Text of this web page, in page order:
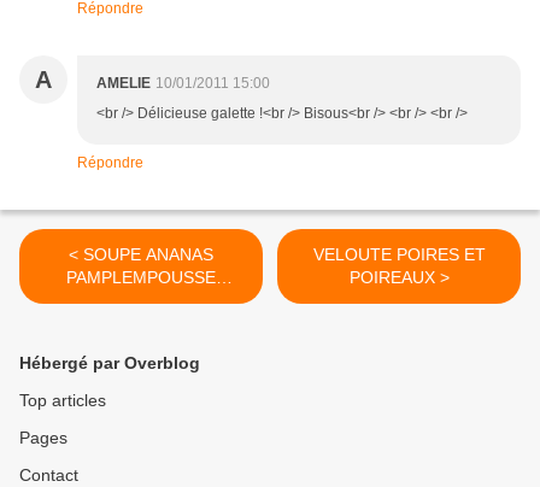
Répondre
A AMELIE 10/01/2011 15:00
<br /> Délicieuse galette !<br /> Bisous<br /> <br /> <br />
Répondre
< SOUPE ANANAS
PAMPLEMPOUSSE
VANILLE
VELOUTE POIRES ET
POIREAUX >
Hébergé par Overblog
Top articles
Pages
Contact